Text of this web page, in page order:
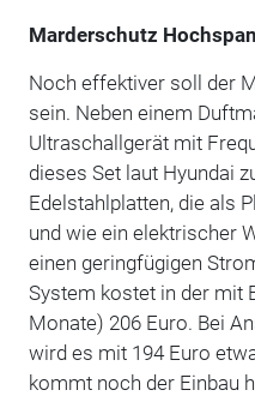
Marderschutz
Noch effektiver soll der
sein. Neben einem
Ultraschallgerät mit
dieses Set laut Hyundai
Edelstahlplatten, die als
und wie ein elektrischer
einen geringfügigen
System kostet in der mit
Monate) 206 Euro. Bei
wird es mit 194 Euro
kommt noch der Einbau